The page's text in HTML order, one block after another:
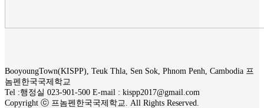
BooyoungTown(KISPP), Teuk Thla, Sen Sok, Phnom Penh, Cambodia 프
놈펜한국국제학교
Tel :행정실 023-901-500 E-mail : kispp2017@gmail.com
Copyright ⓒ 프놈펜한국국제학교. All Rights Reserved.